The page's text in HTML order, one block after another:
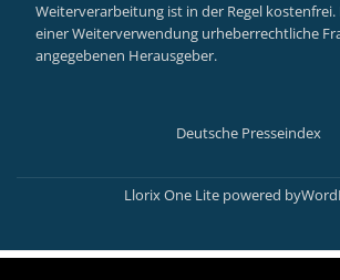
Weiterverarbeitung ist in der Regel
einer Weiterverwendung urheberrechtliche
angegebenen Herausgeber.
Deutsche Presseindex
Secondary
Llorix One Lite powered by